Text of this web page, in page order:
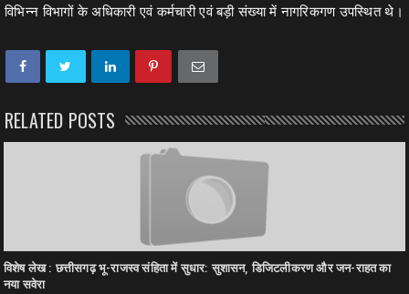
विभिन्न विभागों के अधिकारी एवं कर्मचारी एवं बड़ी संख्या में नागरिकगण उपस्थित थे।
RELATED POSTS
विशेष लेख : छत्तीसगढ़ भू-राजस्व संहिता में सुधार: सुशासन, डिजिटलीकरण और जन-राहत का
नया सवेरा